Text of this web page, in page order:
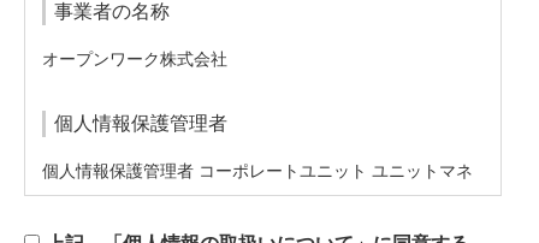
事業者の名称
オープンワーク株式会社
個人情報保護管理者
個人情報保護管理者 コーポレートユニット ユニットマネ
ジャー
privacy@vorkers.com